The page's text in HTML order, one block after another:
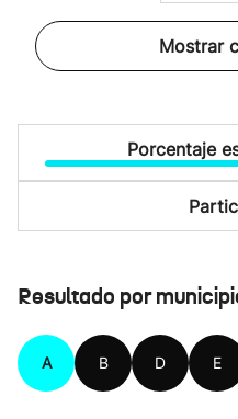
Mostrar
Porcentaje
Resultado por
A B D E